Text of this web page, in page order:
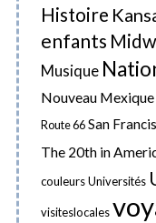
s
Histoire
enfants
Musique
Nouveau Mexique
Route 66 San
The 20th in
couleursUniversités
visiteslocales